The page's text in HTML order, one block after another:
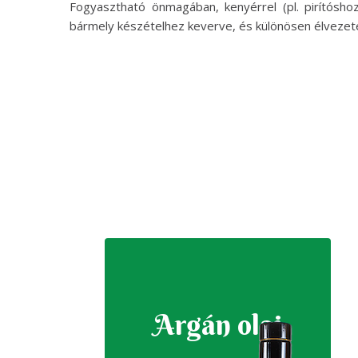
Fogyasztható önmagában, kenyérrel (pl.
bármely készételhez keverve, és különösen
Argán olaj